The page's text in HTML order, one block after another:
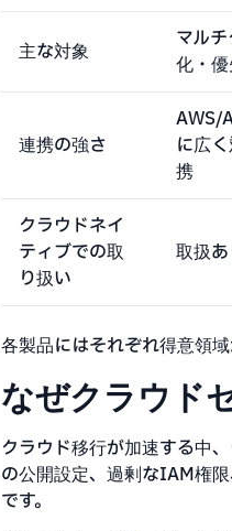
主な対象
マル
化・
連携の強さ
AWS/
に広
携
クラウドネイ
ティブでの取
り扱い
取扱
各製品にはそれぞれ得意領
なぜクラウド
クラウド移行が加速する中、
の公開設定、過剰なIAM権
です。